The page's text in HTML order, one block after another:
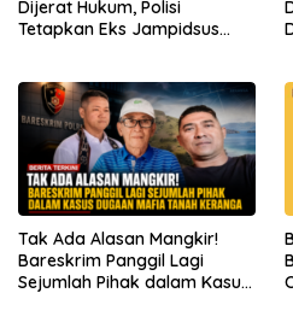
Dijerat Hukum, Polisi
Tetapkan Eks Jampidsus
Tak Ada Alasan Mangkir!
Bareskrim Panggil Lagi
Sejumlah Pihak dalam Kasus